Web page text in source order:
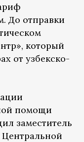
До отправки
который
от узбекско-
помощи
заместитель